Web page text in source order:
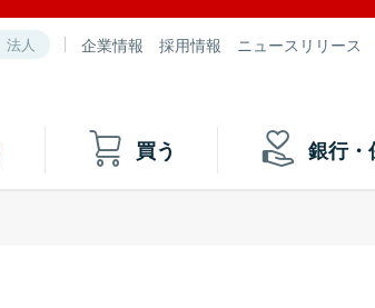
法人 企業情報 採用情報 ニュースリリース
買う 銀行・